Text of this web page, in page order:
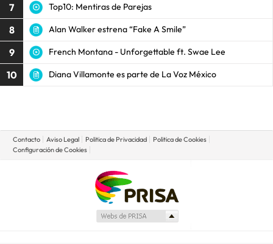
7 Top10: Mentiras de Parejas
8 Alan Walker estrena “Fake A Smile”
9 French Montana - Unforgettable ft. Swae Lee
10 Diana Villamonte es parte de La Voz México
Contacto Aviso Legal Politica de Privacidad
Politica de Cookies
Configuración de Cookies